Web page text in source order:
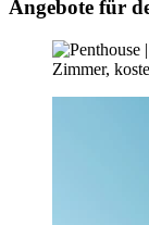
Angebote für